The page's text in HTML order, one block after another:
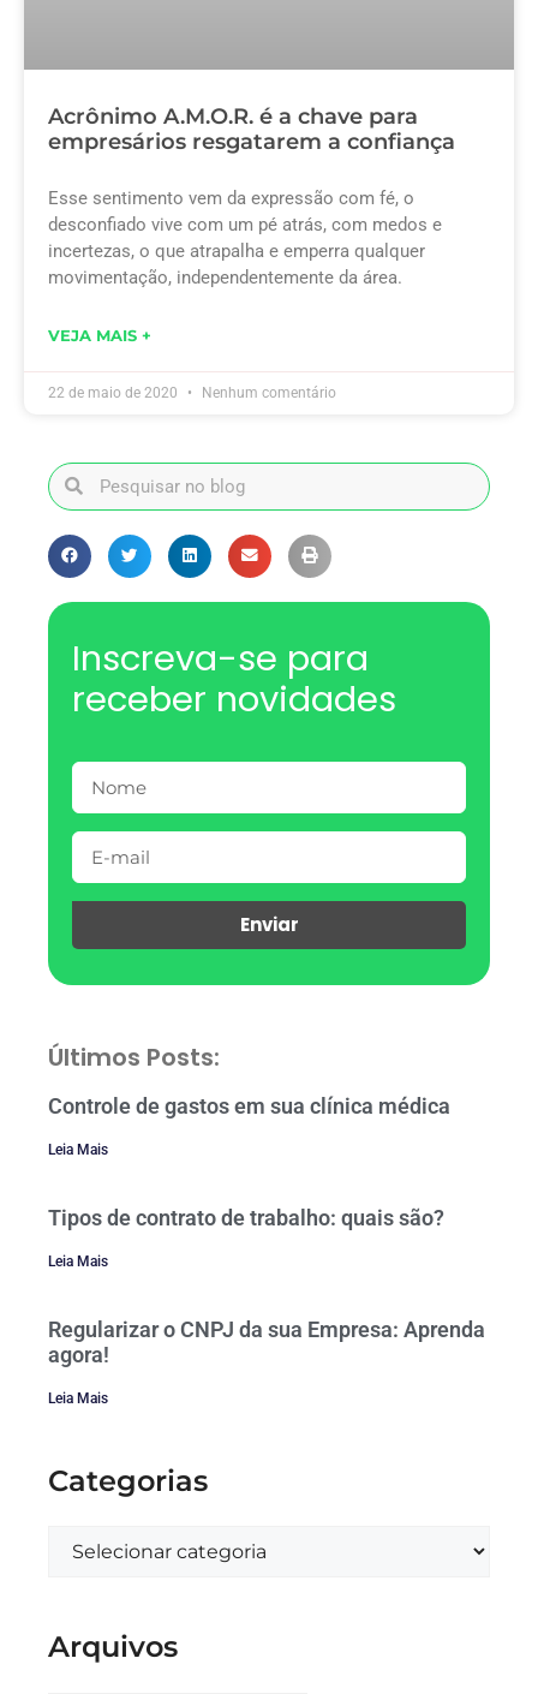
Acrônimo A.M.O.R. é a chave para
empresários resgatarem a confiança
Esse sentimento vem da expressão com fé, o
desconfiado vive com um pé atrás, com medos e
incertezas, o que atrapalha e emperra qualquer
movimentação, independentemente da área.
VEJA MAIS +
22 de maio de 2020 Nenhum comentário
Inscreva-se para
receber novidades
Enviar
Últimos Posts:
Controle de gastos em sua clínica médica
Leia Mais
Tipos de contrato de trabalho: quais são?
Leia Mais
Regularizar o CNPJ da sua Empresa: Aprenda
agora!
Leia Mais
Categorias
Arquivos